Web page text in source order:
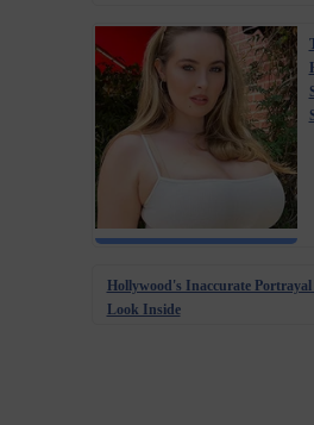
Hollywood's Inaccurate Portrayal
Look Inside